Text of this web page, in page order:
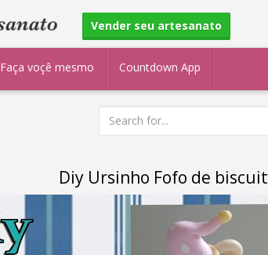
Vender seu artesanato
Faça voçê mesmo Countdown App
Diy Ursinho Fofo de biscuit